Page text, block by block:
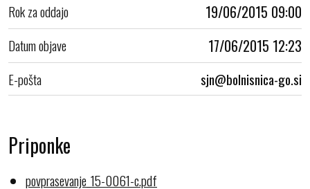
Rok za oddajo 19/06/2015 09:00
Datum objave 17/06/2015 12:23
E-pošta
Priponke
povprasevanje_15-0061-c.pdf